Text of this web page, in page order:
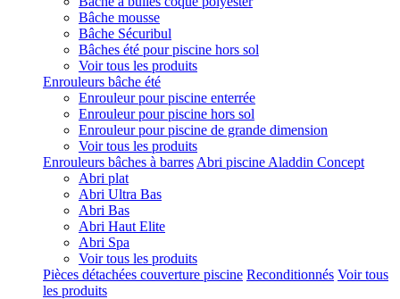
Bâche mousse
Bâche Sécuribul
Bâches été pour piscine hors sol
Voir tous les produits
Enrouleurs bâche été
Enrouleur pour piscine enterrée
Enrouleur pour piscine hors sol
Enrouleur pour piscine de grande dimension
Voir tous les produits
Enrouleurs bâches à barres Abri piscine Aladdin Concept
Abri plat
Abri Ultra Bas
Abri Bas
Abri Haut Elite
Abri Spa
Voir tous les produits
Pièces détachées couverture piscine Reconditionnés Voir tous
les produits